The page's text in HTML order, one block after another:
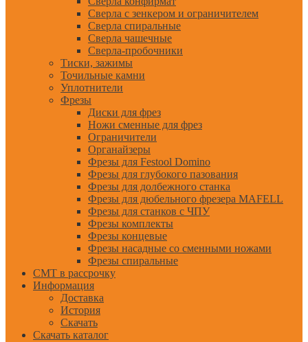
Сверла с зенкером и ограничителем
Сверла спиральные
Сверла чашечные
Сверла-пробочники
Тиски, зажимы
Точильные камни
Уплотнители
Фрезы
Диски для фрез
Ножи сменные для фрез
Ограничители
Органайзеры
Фрезы для Festool Domino
Фрезы для глубокого пазования
Фрезы для долбежного станка
Фрезы для дюбельного фрезера MAFELL
Фрезы для станков с ЧПУ
Фрезы комплекты
Фрезы концевые
Фрезы насадные со сменными ножами
Фрезы спиральные
CMT в рассрочку
Информация
Доставка
История
Скачать
Скачать каталог